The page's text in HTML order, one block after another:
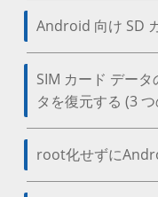
Android 向け SD
SIM カード デー
タを復元する (3
root化せずに